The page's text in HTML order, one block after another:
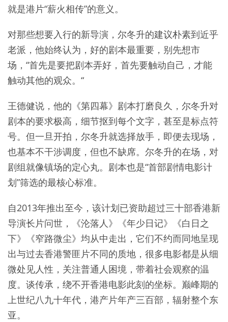
就是港片“薪火相传”的意义。
对那些想要入行的新导演，尔冬升的建议朴素到近乎
老派，他始终认为，好的剧本最重要，别先想市
场，“首先是要把剧本弄好，首先要触动自己，才能
触动其他的观众。“
王德健说，他的《第四幕》剧本打磨良久，尔冬升对
剧本的要求极高，细节抠到每个文字，甚至是标点符
号。但一旦开拍，尔冬升就选择放手，即便去现场，
也基本不干涉调度，但也不缺席。尔冬升的在场，对
剧组就像镇场的定心丸。剧本也是“首部剧情电影计
划”筛选的最核心标准。
自2013年推出至今，该计划已资助超过三十部香港新
导演长片问世，《沦落人》《年少日记》《白日之
下》《窄路微尘》均从中走出，它们不约而同地呈现
出与过去香港警匪片不同的质地，很多电影都是从细
微处见人性，关注普通人困境，带着社会观察的温
度。谈传承，绕不开香港电影此刻的坐标。巅峰期的
上世纪八九十年代，港产片年产三百部，辐射整个东
亚。